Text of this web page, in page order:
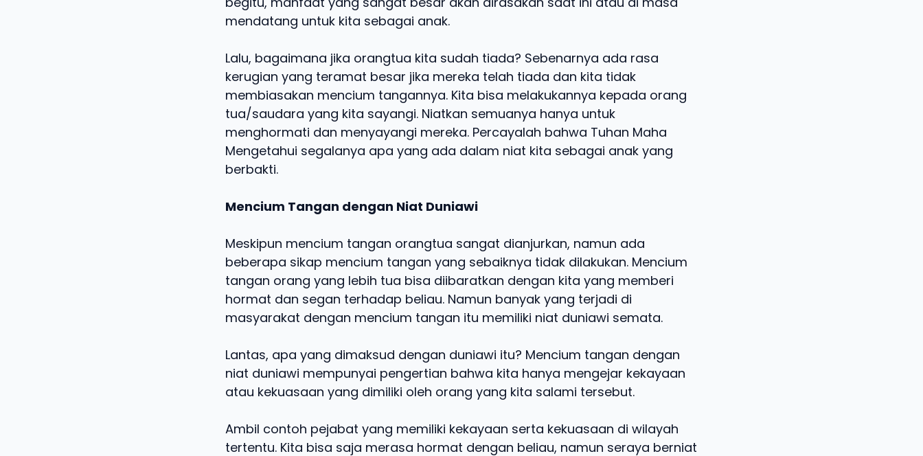
mendatang untuk kita sebagai anak.
Lalu, bagaimana jika orangtua kita sudah tiada? Sebenarnya ada rasa
kerugian yang teramat besar jika mereka telah tiada dan kita tidak
membiasakan mencium tangannya. Kita bisa melakukannya kepada orang
tua/saudara yang kita sayangi. Niatkan semuanya hanya untuk
menghormati dan menyayangi mereka. Percayalah bahwa Tuhan Maha
Mengetahui segalanya apa yang ada dalam niat kita sebagai anak yang
berbakti.
Mencium Tangan dengan Niat Duniawi
Meskipun mencium tangan orangtua sangat dianjurkan, namun ada
beberapa sikap mencium tangan yang sebaiknya tidak dilakukan. Mencium
tangan orang yang lebih tua bisa diibaratkan dengan kita yang memberi
hormat dan segan terhadap beliau. Namun banyak yang terjadi di
masyarakat dengan mencium tangan itu memiliki niat duniawi semata.
Lantas, apa yang dimaksud dengan duniawi itu? Mencium tangan dengan
niat duniawi mempunyai pengertian bahwa kita hanya mengejar kekayaan
atau kekuasaan yang dimiliki oleh orang yang kita salami tersebut.
Ambil contoh pejabat yang memiliki kekayaan serta kekuasaan di wilayah
tertentu. Kita bisa saja merasa hormat dengan beliau, namun seraya berniat